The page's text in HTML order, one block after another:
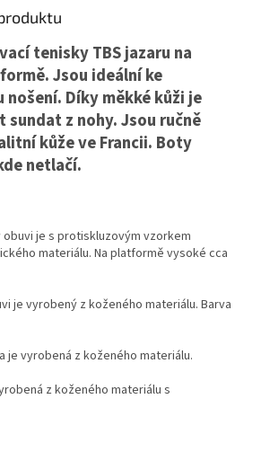
tenisky TBS jazaru na
Jsou ideální ke
nošení. Díky měkké kůži je
z nohy. Jsou ručně
kůže ve Francii. Boty
netlačí.
je s protiskluzovým vzorkem
materiálu. Na platformě vysoké cca
je vyrobený z koženého materiálu. Barva
je vyrobená z koženého materiálu.
z koženého materiálu s